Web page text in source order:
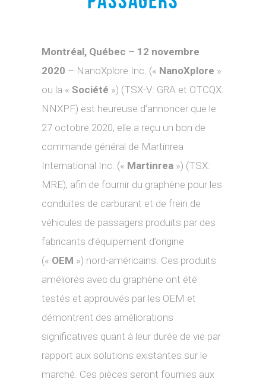
Montréal, Québec – 12 novembre
2020 – NanoXplore Inc. (« NanoXplore »
ou la « Société ») (TSX-V: GRA et OTCQX:
NNXPF) est heureuse d’annoncer que le
27 octobre 2020, elle a reçu un bon de
commande général de Martinrea
International Inc. (« Martinrea ») (TSX:
MRE), afin de fournir du graphène pour les
conduites de carburant et de frein de
véhicules de passagers produits par des
fabricants d’équipement d’origine
(« OEM ») nord-américains. Ces produits
améliorés avec du graphène ont été
testés et approuvés par les OEM et
démontrent des améliorations
significatives quant à leur durée de vie par
rapport aux solutions existantes sur le
marché. Ces pièces seront fournies aux